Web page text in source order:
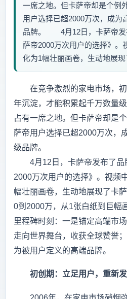
一席之地。但卡萨帝却是个例
用户选择已超2000万次，成为
品牌。 4月12日，卡萨帝发
萨帝2000万次用户的选择》。
化为1幅壮丽画卷，生动地展
在竞争激烈的家电市场，初
年沉淀，才能积累起千万数量
占有一席之地。但卡萨帝却是
萨帝用户选择已超2000万次，
级品牌。
4月12日，卡萨帝发布了品
2000万次用户的选择》。视频
幅壮丽画卷，生动地展现了卡
0到2000万，从1张白纸到巨幅
里程碑时刻：一是锚定高端市
走向世界舞台，收获全球赞誉
为被用户定义的高端品牌。
初创期：立足用户，重新发